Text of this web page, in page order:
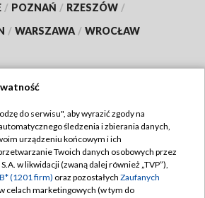
/ POZNAŃ / RZESZÓW /
/ WARSZAWA / WROCŁAW
TVP
Regulamin TVP
Polityka prywatności
do serwisu", aby wyrazić zgody na
śledzenia i zbierania danych,
urządzeniu końcowym i ich
Twoich danych osobowych przez
w likwidacji (zwaną dalej również „TVP”),
(1201 firm) oraz pozostałych Zaufanych
celach marketingowych (w tym do